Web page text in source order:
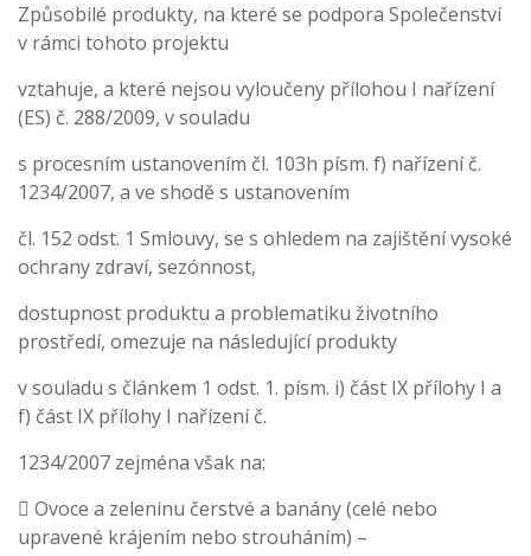
Způsobilé produkty, na které se podpora Společenství
v rámci tohoto projektu
vztahuje, a které nejsou vyloučeny přílohou I nařízení
(ES) č. 288/2009, v souladu
s procesním ustanovením čl. 103h písm. f) nařízení č.
1234/2007, a ve shodě s ustanovením
čl. 152 odst. 1 Smlouvy, se s ohledem na zajištění vysoké
ochrany zdraví, sezónnost,
dostupnost produktu a problematiku životního
prostředí, omezuje na následující produkty
v souladu s článkem 1 odst. 1. písm. i) část IX přílohy I a
f) část IX přílohy I nařízení č.
1234/2007 zejména však na:
 Ovoce a zeleninu čerstvé a banány (celé nebo
upravené krájením nebo strouháním) –